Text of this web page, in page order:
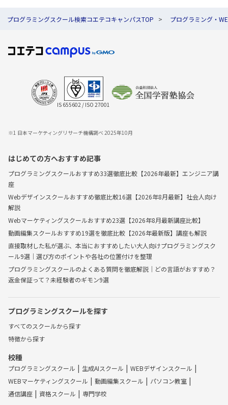
プログラミングスクール検索コエテコキャンパスTOP プログラミング・
IS 655602 / ISO 27001
※1 日本マーケティングリサーチ機構調べ 2025年10月
はじめての方へおすすめ記事
プログラミングスクールおすすめ33選徹底比較【2026年最新】エンジニア講
座
Webデザインスクールおすすめ徹底比較16選【2026年8月最新】社会人向け
解説
Webマーケティングスクールおすすめ23選【2026年8月最新講座比較】
動画編集スクールおすすめ19選を徹底比較【2026年最新版】講座も解説
直接取材した私が選ぶ、本当におすすめしたい大人向けプログラミングスク
ール9選｜選び方のポイントや各社の位置付けを整理
プログラミングスクールのよくある質問を徹底解説｜どの言語がおすすめ？
返金保証って？未経験者のギモン9選
プログラミングスクールを探す
すべてのスクールから探す
特徴から探す
校種
プログラミングスクール 生成AIスクール
WEBデザインスクール
WEBマーケティングスクール
動画編集スクール
パソコン教室
通信講座
資格スクール 専門学校